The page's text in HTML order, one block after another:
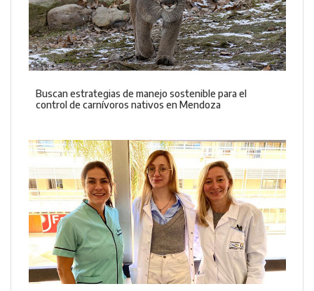
Buscan estrategias de manejo sostenible para el
control de carnívoros nativos en Mendoza